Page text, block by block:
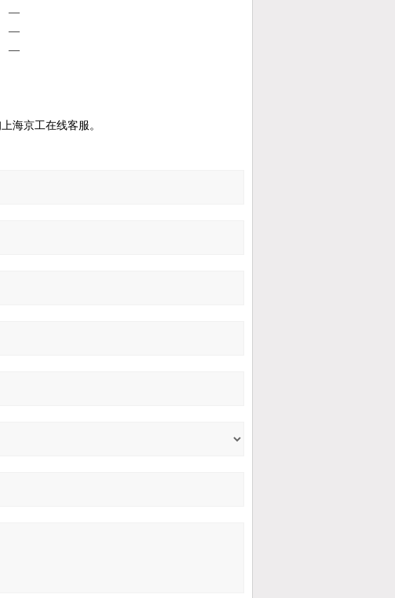
—
—
—
海京工在线客服。